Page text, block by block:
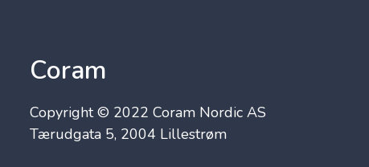
Coram
Copyright © 2022 Coram Nordic AS
Tærudgata 5, 2004 Lillestrøm